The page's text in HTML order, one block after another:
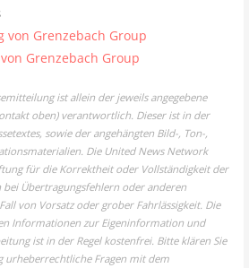
von Grenzebach Group
Grenzebach Group
ist allein der jeweils angegebene
oben) verantwortlich. Dieser ist in der
sowie der angehängten Bild-, Ton-,
Die United News Network
für die Korrektheit oder Vollständigkeit der
bei Übertragungsfehlern oder anderen
von Vorsatz oder grober Fahrlässigkeit. Die
Informationen zur Eigeninformation und
ist in der Regel kostenfrei. Bitte klären Sie
urheberrechtliche Fragen mit dem